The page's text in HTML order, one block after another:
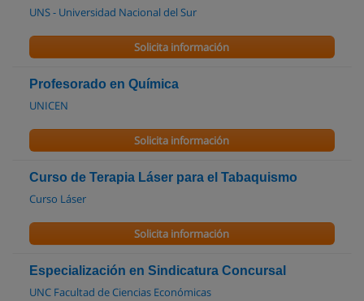
UNS - Universidad Nacional del Sur
Solicita información
Profesorado en Química
UNICEN
Solicita información
Curso de Terapia Láser para el Tabaquismo
Curso Láser
Solicita información
Especialización en Sindicatura Concursal
UNC Facultad de Ciencias Económicas